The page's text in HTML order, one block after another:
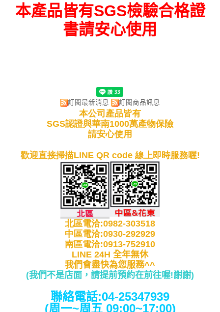
本產品皆有SGS檢驗合格證
書請安心使用
訂閱最新消息 訂閱商品訊息
本公司產品皆有
SGS認證與華南1000萬產物保險
請安心使用
歡迎直接掃描LINE QR code 線上即時服務喔!
北區電洽:0982-303518
中區電洽:0930-292929
南區電洽:0913-752910
LINE 24H 全年無休
我們會盡快為您服務^^
(我們不是店面，請提前預約在前往喔!謝謝)
聯絡電話:04-25347939
(周一~周五 09:00~17:00)